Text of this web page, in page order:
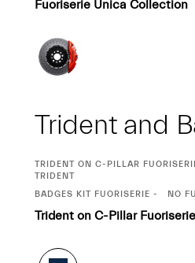
Fuoriserie Unica Collection
Trident and
CURRENT
SELECTION
TRIDENT ON C-PILLAR
TRIDENT
CURRENT
BADGES KIT FUORISERIE NO
Trident on C-Pillar Fuoriserie